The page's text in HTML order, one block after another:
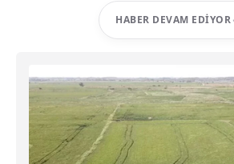
HABER DEVAM EDIYOR